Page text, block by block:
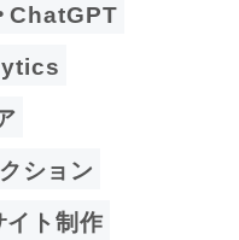
ChatGPT
ション
ト制作